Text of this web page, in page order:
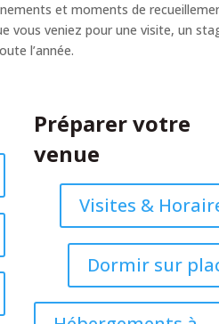
et moments de
vous veniez pour une visite, un
l’année.
Préparer votre
venue
Visites &
Dormir sur